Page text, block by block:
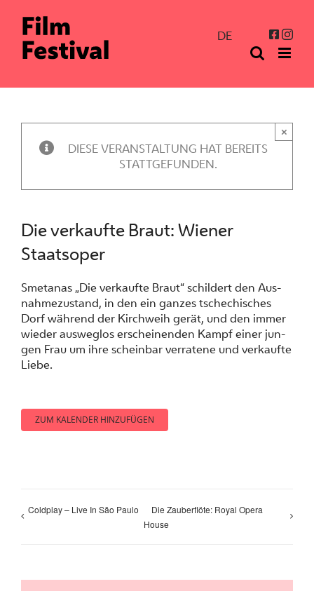
Inhalt
springen
DE
DIESE VERANSTALTUNG HAT BEREITS
STATTGEFUNDEN.
×
Die verkaufte Braut: Wiener
Staatsoper
Sme­ta­nas „Die verkaufte Braut“ schil­dert den Aus­
nah­me­zu­stand, in den ein gan­zes tsche­chi­sches
Dorf wäh­rend der Kirch­weih ge­rät, und den im­mer
wie­der aus­weg­los er­schei­nen­den Kampf ei­ner jun­
gen Frau um ih­re schein­bar ver­ra­te­ne und ver­kauf­te
Lie­be.
ZUM KALENDER HINZUFÜGEN
Coldplay – Live In São Paulo
Die Zauberflöte: Royal Opera
House